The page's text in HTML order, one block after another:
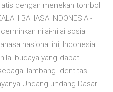
dengan menekan tombol
BAHASA INDONESIA -
nilai-nilai sosial
nasional ini, Indonesia
budaya yang dapat
lambang identitas
Undang-undang Dasar